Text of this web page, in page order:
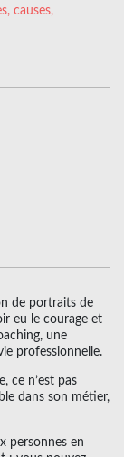
causes,
de portraits de
eu le courage et
une
professionnelle.
ce n’est pas
dans son métier,
personnes en